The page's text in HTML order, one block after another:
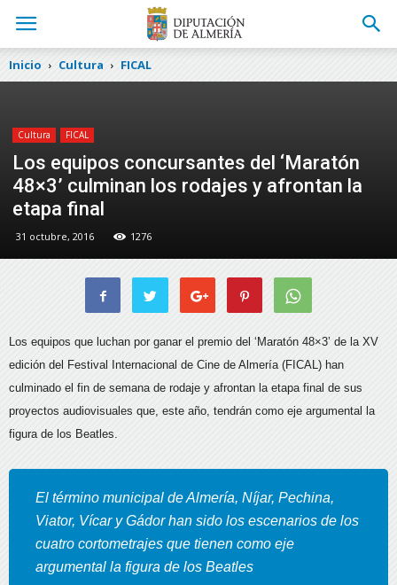
Inicio Cultura FICAL
Cultura FICAL
Los equipos concursantes del ‘Maratón
48×3’ culminan los rodajes y afrontan la
etapa final
31 octubre, 2016 1276
Los equipos que luchan por ganar el premio del ‘Maratón 48×3’ de la XV
edición del Festival Internacional de Cine de Almería (FICAL) han
culminado el fin de semana de rodaje y afrontan la etapa final de sus
proyectos audiovisuales que, este año, tendrán como eje argumental la
figura de los Beatles.
El término municipal de Almería, Níjar, Pechina,
Viator, Vícar y Gádor han sido los escenarios de los
cuatro cortometrajes que tienen como eje
argumental la figura de los Beatles